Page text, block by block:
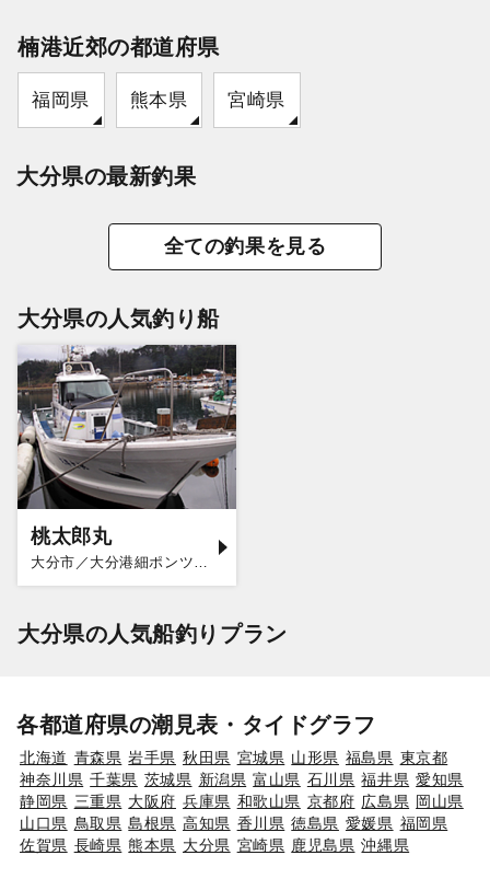
楠港近郊の都道府県
福岡県 熊本県 宮崎県
大分県の最新釣果
全ての釣果を見る
大分県の人気釣り船
桃太郎丸
大分県の人気船釣りプラン
各都道府県の潮見表・タイドグラフ
北海道 青森県 岩手県 秋田県 宮城県 山形県 福島県 東京都
神奈川県 千葉県 茨城県 新潟県 富山県 石川県 福井県 愛知県
静岡県 三重県 大阪府 兵庫県 和歌山県 京都府 広島県 岡山県
山口県 鳥取県 島根県 高知県 香川県 徳島県 愛媛県 福岡県
佐賀県 長崎県 熊本県 大分県 宮崎県 鹿児島県 沖縄県